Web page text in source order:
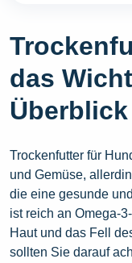
das
Überblick
Trockenfutter für
und Gemüse,
die eine gesunde
ist reich an Omega-
Haut und das Fell
sollten Sie darauf